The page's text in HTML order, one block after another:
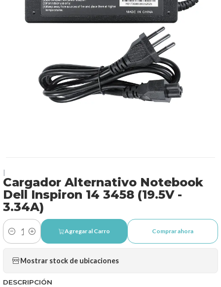
Cargador Alternativo Notebook
Dell Inspiron 14 3458 (19.5V -
3.34A)
Cantidad
Agregar al Carro Comprar ahora
Mostrar stock de ubicaciones
DESCRIPCIÓN